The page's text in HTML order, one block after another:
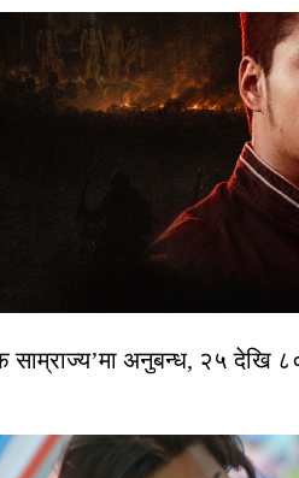
साम्राज्य’मा अनुबन्ध, २५ देखि